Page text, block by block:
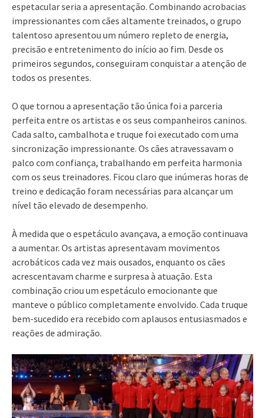
espetacular seria a apresentação. Combinando acrobacias
impressionantes com cães altamente treinados, o grupo
talentoso apresentou um número repleto de energia,
precisão e entretenimento do início ao fim. Desde os
primeiros segundos, conseguiram conquistar a atenção de
todos os presentes.
O que tornou a apresentação tão única foi a parceria
perfeita entre os artistas e os seus companheiros caninos.
Cada salto, cambalhota e truque foi executado com uma
sincronização impressionante. Os cães atravessavam o
palco com confiança, trabalhando em perfeita harmonia
com os seus treinadores. Ficou claro que inúmeras horas de
treino e dedicação foram necessárias para alcançar um
nível tão elevado de desempenho.
À medida que o espetáculo avançava, a emoção continuava
a aumentar. Os artistas apresentavam movimentos
acrobáticos cada vez mais ousados, enquanto os cães
acrescentavam charme e surpresa à atuação. Esta
combinação criou um espetáculo emocionante que
manteve o público completamente envolvido. Cada truque
bem-sucedido era recebido com aplausos entusiasmados e
reações de admiração.